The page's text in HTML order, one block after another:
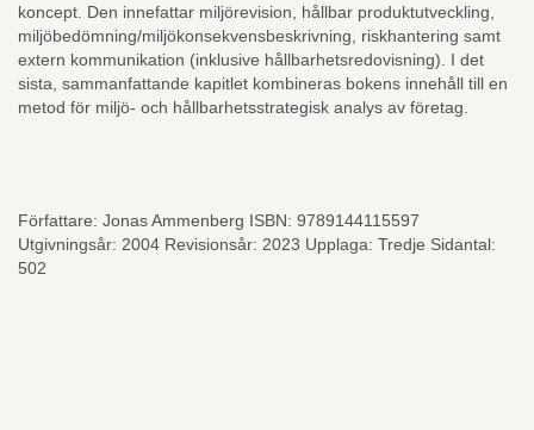
koncept. Den innefattar miljörevision, hållbar produktutveckling,
miljöbedömning/miljökonsekvensbeskrivning, riskhantering samt
extern kommunikation (inklusive hållbarhetsredovisning). I det
sista, sammanfattande kapitlet kombineras bokens innehåll till en
metod för miljö- och hållbarhetsstrategisk analys av företag.
Författare: Jonas Ammenberg ISBN: 9789144115597
Utgivningsår: 2004 Revisionsår: 2023 Upplaga: Tredje Sidantal:
502